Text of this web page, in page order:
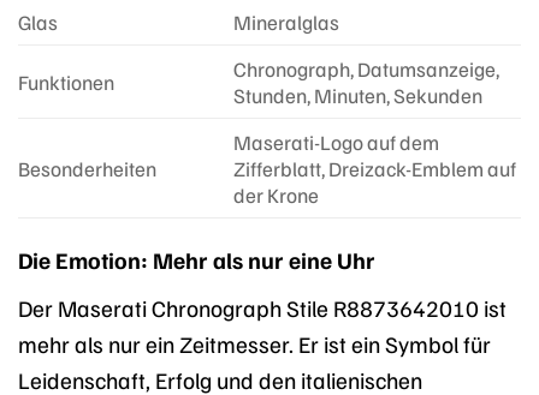
Glas
Mineralglas
Funktionen
Chronograph, Datumsanzeige,
Stunden, Minuten, Sekunden
Besonderheiten
Maserati-Logo auf dem
Zifferblatt, Dreizack-Emblem auf
der Krone
Die Emotion: Mehr als nur eine Uhr
Der Maserati Chronograph Stile R8873642010 ist
mehr als nur ein Zeitmesser. Er ist ein Symbol für
Leidenschaft, Erfolg und den italienischen